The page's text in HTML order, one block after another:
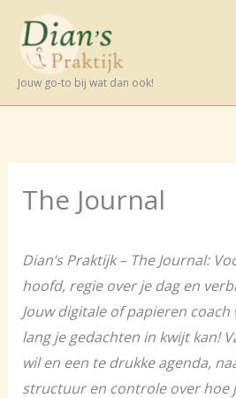
naar
inhoud
Jouw go-to bij wat dan ook!
The Journal
Dian’s Praktijk – The Journal:
hoofd, regie over je dag en
Jouw digitale of papieren
lang je gedachten in kwijt kan!
wil en een te drukke agenda,
structuur en controle over hoe